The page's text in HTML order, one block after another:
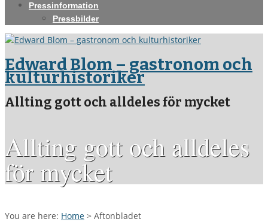
Pressinformation
Pressbilder
Edward Blom – gastronom och
kulturhistoriker
Allting gott och alldeles för mycket
Allting gott och alldeles
för mycket
You are here: Home > Aftonbladet